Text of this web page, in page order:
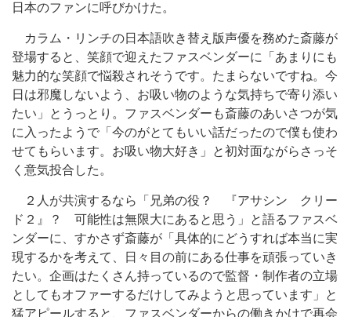
日本のファンに呼びかけた。
カラム・リンチの日本語吹き替え版声優を務めた斎藤が
登場すると、笑顔で迎えたファスベンダーに「あまりにも
魅力的な笑顔で悩殺されそうです。たまらないですね。今
日は邪魔しないよう、お吸い物のような気持ちで寄り添い
たい」とうっとり。ファスベンダーも斎藤のあいさつが気
に入ったようで「今のがとてもいい話だったので僕も使わ
せてもらいます。お吸い物大好き」と初対面ながらさっそ
く意気投合した。
２人が共演するなら「兄弟の役？ 『アサシン クリー
ド２』？ 可能性は無限大にあると思う」と語るファスベ
ンダーに、すかさず斎藤が「具体的にどうすれば本当に実
現するかを考えて、日々目の前にある仕事を頑張っていき
たい。企画はたくさん持っているので監督・制作者の立場
としてもオファーするだけしてみようと思っています」と
猛アピールすると、ファスベンダーからの働きかけで再会